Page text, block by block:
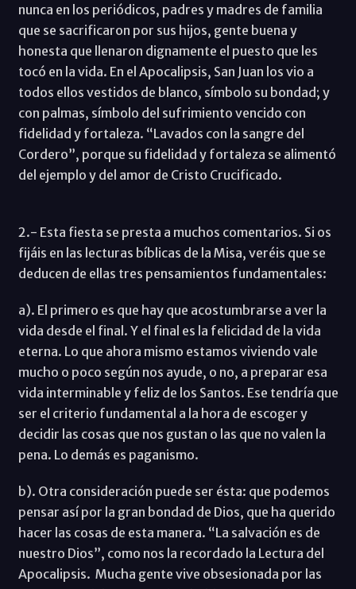
nunca en los periódicos, padres y madres de familia
que se sacrificaron por sus hijos, gente buena y
honesta que llenaron dignamente el puesto que les
tocó en la vida. En el Apocalipsis, San Juan los vio a
todos ellos vestidos de blanco, símbolo su bondad; y
con palmas, símbolo del sufrimiento vencido con
fidelidad y fortaleza. “Lavados con la sangre del
Cordero”, porque su fidelidad y fortaleza se alimentó
del ejemplo y del amor de Cristo Crucificado.
2.- Esta fiesta se presta a muchos comentarios. Si os
fijáis en las lecturas bíblicas de la Misa, veréis que se
deducen de ellas tres pensamientos fundamentales:
a). El primero es que hay que acostumbrarse a ver la
vida desde el final. Y el final es la felicidad de la vida
eterna. Lo que ahora mismo estamos viviendo vale
mucho o poco según nos ayude, o no, a preparar esa
vida interminable y feliz de los Santos. Ese tendría que
ser el criterio fundamental a la hora de escoger y
decidir las cosas que nos gustan o las que no valen la
pena. Lo demás es paganismo.
b). Otra consideración puede ser ésta: que podemos
pensar así por la gran bondad de Dios, que ha querido
hacer las cosas de esta manera. “La salvación es de
nuestro Dios”, como nos la recordado la Lectura del
Apocalipsis. Mucha gente vive obsesionada por las